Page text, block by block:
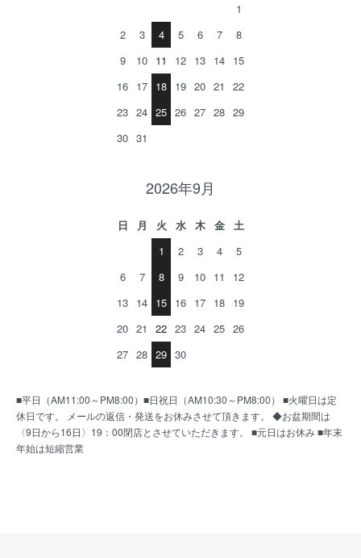
1
2
3 4 5 6 7
8
9
10 11 12 13 14 15
16 17 18 19 20 21
22
23 24 25 26 27 28 29
30 31
2026年9月
日 月 火 水 木 金
土
1
2 3 4
5
6
7 8 9 10 11
12
13 14 15 16 17 18 19
20 21 22 23 24 25 26
27 28 29 30
■平日（AM11:00～PM8:00）■日祝日（AM10:30～PM8:00） ■火曜日は定
休日です。 メールの返信・発送をお休みさせて頂きます。 ◆お盆期間は
〈9日から16日〉19：00閉店とさせていただきます。 ■元日はお休み ■年末
年始は短縮営業